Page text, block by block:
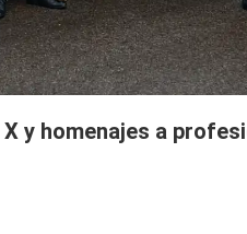
y homenajes a